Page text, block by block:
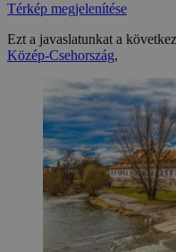
Térkép megjelenítése
Ezt a javaslatunkat a
Közép-Csehország,